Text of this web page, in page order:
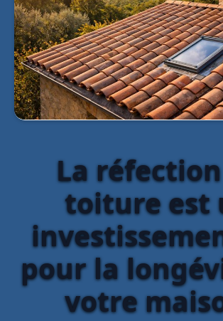
La
toiture est
pour la
votre